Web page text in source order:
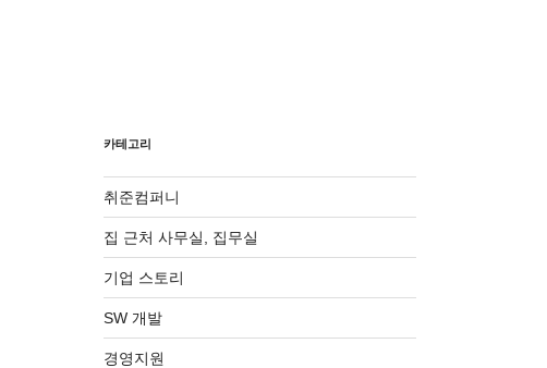
카테고리
취준컴퍼니
집 근처 사무실, 집무실
기업 스토리
SW 개발
경영지원